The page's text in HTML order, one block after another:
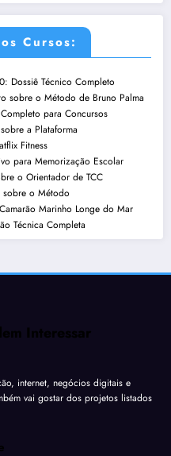
Cursos:
Dossiê Técnico Completo
sobre o Método de Bruno Palma
para Concursos
a Plataforma
Fitness
para Memorização Escolar
o Orientador de TCC
sobre o Método
Marinho Longe do Mar
Técnica Completa
Interessar
internet, negócios digitais e
vai gostar dos projetos listados